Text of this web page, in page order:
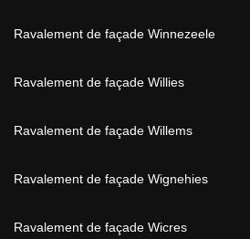
Ravalement de façade Winnezeele
Ravalement de façade Willies
Ravalement de façade Willems
Ravalement de façade Wignehies
Ravalement de façade Wicres